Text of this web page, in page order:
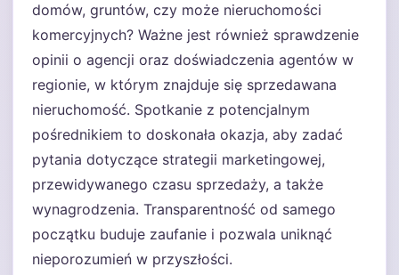
domów, gruntów, czy może nieruchomości
komercyjnych? Ważne jest również sprawdzenie
opinii o agencji oraz doświadczenia agentów w
regionie, w którym znajduje się sprzedawana
nieruchomość. Spotkanie z potencjalnym
pośrednikiem to doskonała okazja, aby zadać
pytania dotyczące strategii marketingowej,
przewidywanego czasu sprzedaży, a także
wynagrodzenia. Transparentność od samego
początku buduje zaufanie i pozwala uniknąć
nieporozumień w przyszłości.